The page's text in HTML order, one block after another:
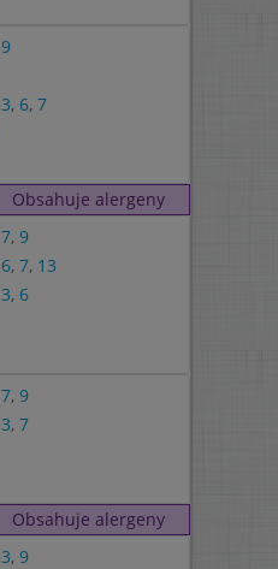
9
3, 6, 7
Obsahuje alergeny
7, 9
6, 7, 13
3, 6
7, 9
3, 7
Obsahuje alergeny
3, 9